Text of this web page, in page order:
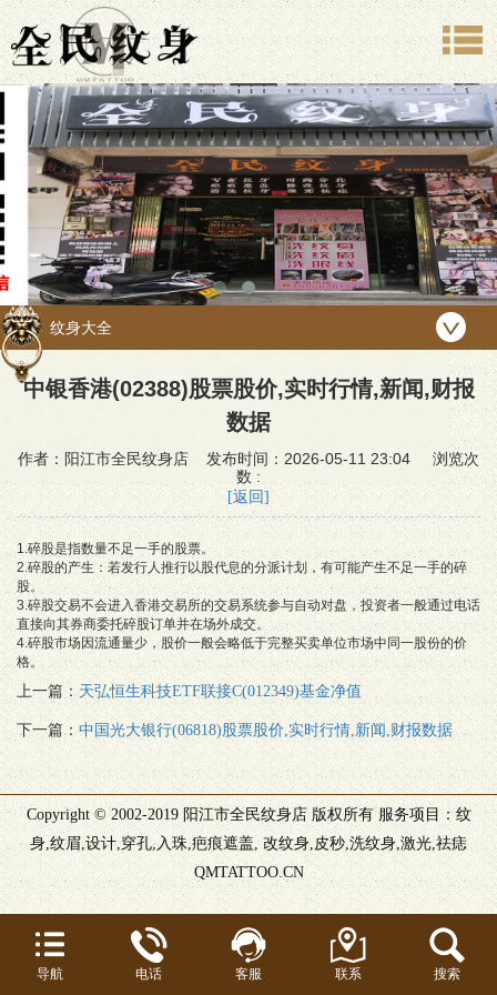
纹身大全
中银香港(02388)股票股价,实时行情,新闻,财报
数据
作者：阳江市全民纹身店 发布时间：2026-05-11 23:04 浏览次
数 :
[返回]
1.碎股是指数量不足一手的股票。
2.碎股的产生：若发行人推行以股代息的分派计划，有可能产生不足一手的碎
股。
3.碎股交易不会进入香港交易所的交易系统参与自动对盘，投资者一般通过电话
直接向其券商委托碎股订单并在场外成交。
4.碎股市场因流通量少，股价一般会略低于完整买卖单位市场中同一股份的价
格。
上一篇： 天弘恒生科技ETF联接C(012349)基金净值
下一篇：中国光大银行(06818)股票股价,实时行情,新闻,财报数据
Copyright © 2002-2019 阳江市全民纹身店 版权所有 服务项目：纹
身,纹眉,设计,穿孔,入珠,疤痕遮盖, 改纹身,皮秒,洗纹身,激光,祛痣
QMTATTOO.CN
导航 电话 客服 联系 搜索